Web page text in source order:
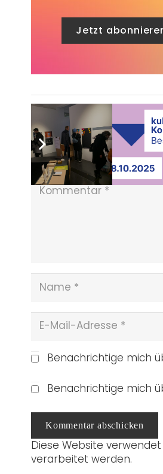
Jetzt
Was ist deine
Schreibe
Deine E-Mail-Adresse
Benachrichtige mich
Benachrichtige mich
Kommentar abschicken
Diese Website
verarbeitet werden.